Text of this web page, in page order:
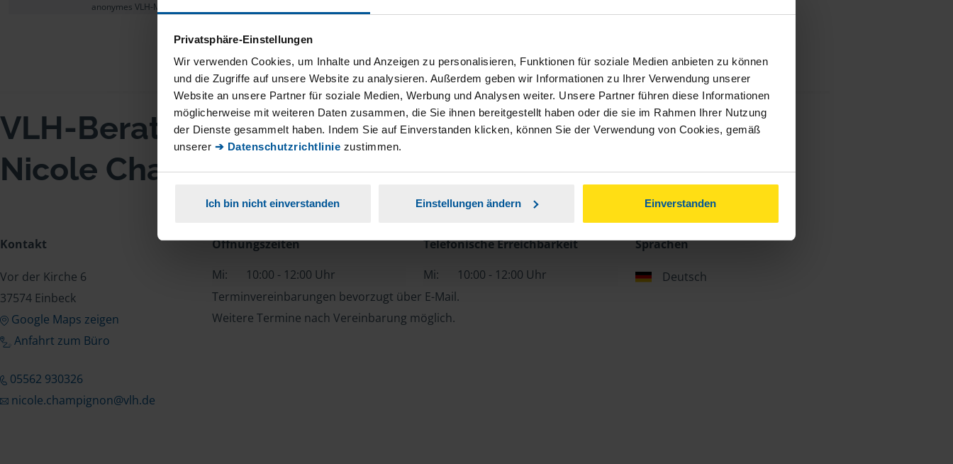
Privatsphäre-Einstellungen
Wir verwenden Cookies, um Inhalte und Anzeigen zu personalisieren, Funktionen für soziale Medien anbieten zu können
und die Zugriffe auf unsere Website zu analysieren. Außerdem geben wir Informationen zu Ihrer Verwendung unserer
Website an unsere Partner für soziale Medien, Werbung und Analysen weiter. Unsere Partner führen diese Informationen
möglicherweise mit weiteren Daten zusammen, die Sie ihnen bereitgestellt haben oder die sie im Rahmen Ihrer Nutzung
der Dienste gesammelt haben. Indem Sie auf Einverstanden klicken, können Sie der Verwendung von Cookies, gemäß
unserer ➔ Datenschutzrichtlinie zustimmen.
Ich bin nicht einverstanden Einstellungen ändern Einverstanden
anonymes VLH-Mitglied
VLH-Beratungsstelle
Nicole Champignon
Kontakt
Vor der Kirche 6
37574 Einbeck
Google Maps zeigen
Anfahrt zum Büro
05562 930326
nicole.champignon@vlh.de
Öffnungszeiten
Mi:
10:00 - 12:00 Uhr
Telefonische Erreichbarkeit
Mi:
10:00 - 12:00 Uhr
Terminvereinbarungen bevorzugt über E-Mail.
Weitere Termine nach Vereinbarung möglich.
Sprachen
Deutsch